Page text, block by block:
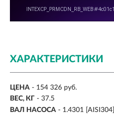
ХАРАКТЕРИСТИКИ
ЦЕНА - 154 326 руб.
ВЕС, КГ - 37.5
ВАЛ НАСОСА - 1.4301 [AISI304]